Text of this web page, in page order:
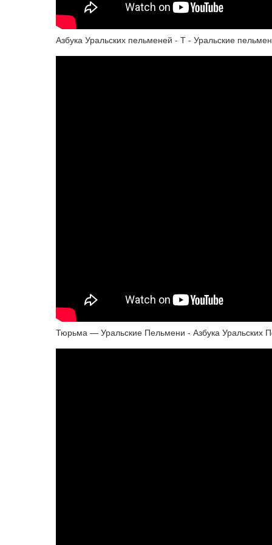
Азбука Уральских пельменей - Т - Уральские
Тюрьма — Уральские Пельмени - Азбука Уральских